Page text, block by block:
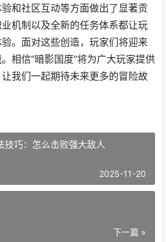
和社区互动等方面做出了显著贡
机制以及全新的任务体系都让玩
。面对这些创造，玩家们将迎来
相信“暗影国度”将为广大玩家提供
我们一起期待未来更多的冒险故
技巧：怎么击败强大敌人
2025-11-20
下一篇 »